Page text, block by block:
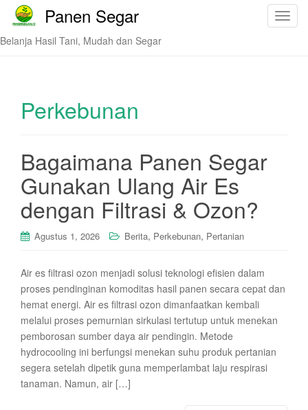
T
Panen Segar
Belanja Hasil Tani, Mudah dan Segar
Perkebunan
Bagaimana Panen Segar
Gunakan Ulang Air Es
dengan Filtrasi & Ozon?
Agustus 1, 2026 Berita, Perkebunan, Pertanian
Air es filtrasi ozon menjadi solusi teknologi efisien dalam
proses pendinginan komoditas hasil panen secara cepat dan
hemat energi. Air es filtrasi ozon dimanfaatkan kembali
melalui proses pemurnian sirkulasi tertutup untuk menekan
pemborosan sumber daya air pendingin. Metode
hydrocooling ini berfungsi menekan suhu produk pertanian
segera setelah dipetik guna memperlambat laju respirasi
tanaman. Namun, air […]